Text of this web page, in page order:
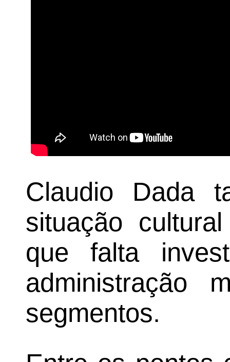
Claudio Dada
situação
que falta
administração
segmentos.